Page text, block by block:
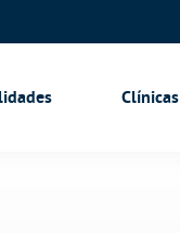
Clínicas